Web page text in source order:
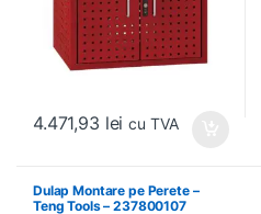
4.471,93 lei cu TVA
Dulap Montare pe Perete –
Teng Tools – 237800107